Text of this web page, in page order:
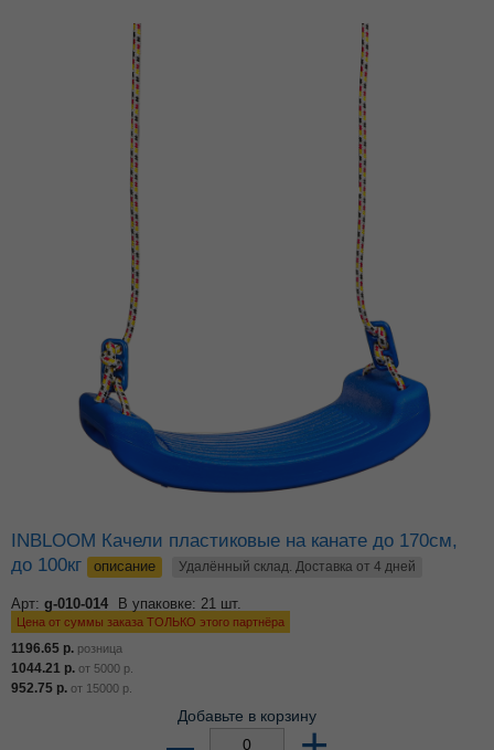
INBLOOM Качели пластиковые на канате до 170см,
до 100кг
описание Удалённый склад. Доставка от 4 дней
Арт: g-010-014 В упаковке: 21 шт.
Цена от суммы заказа ТОЛЬКО этого партнёра
1196.65 р. розница
1044.21 р. от 5000 р.
952.75 р. от 15000 р.
Добавьте в корзину